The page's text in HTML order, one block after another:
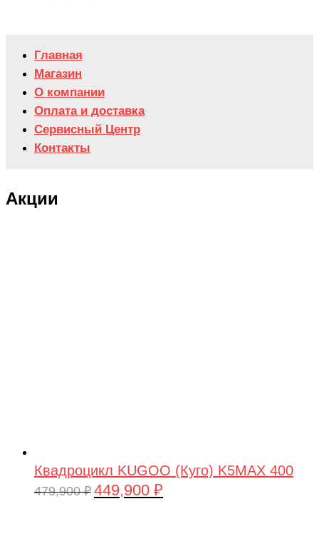
Главная
Магазин
О компании
Оплата и доставка
Сервисный Центр
Контакты
Акции
Квадроцикл KUGOO (Куго) K5MAX 400
479,900₽ Первоначальная
449,900 ₽